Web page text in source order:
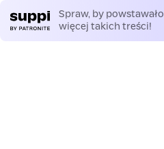
Spraw, by powstawało
więcej takich treści!